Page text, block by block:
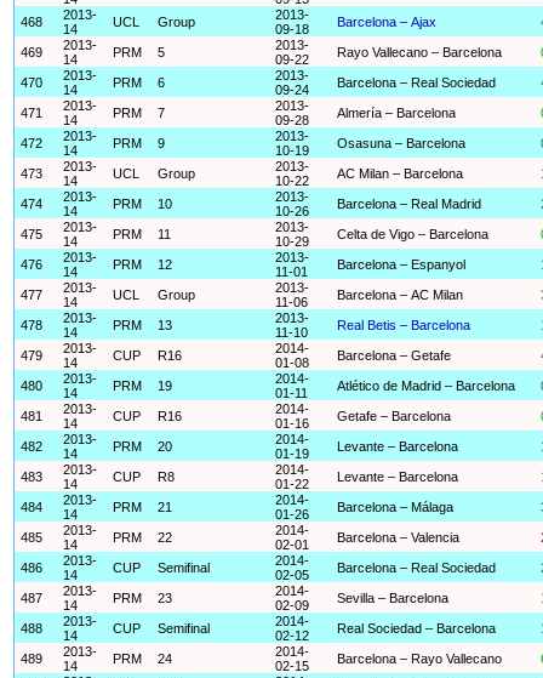
468
2013-
14
UCL Group
2013-
09-18
Barcelona – Ajax
469
2013-
14
PRM 5
2013-
09-22
Rayo Vallecano – Barcelona
470
2013-
14
PRM 6
2013-
09-24
Barcelona – Real Sociedad
471
2013-
14
PRM 7
2013-
09-28
Almería – Barcelona
472
2013-
14
PRM 9
2013-
10-19
Osasuna – Barcelona
473
2013-
14
UCL Group
2013-
10-22
AC Milan – Barcelona
474
2013-
14
PRM 10
2013-
10-26
Barcelona – Real Madrid
475
2013-
14
PRM 11
2013-
10-29
Celta de Vigo – Barcelona
476
2013-
14
PRM 12
2013-
11-01
Barcelona – Espanyol
477
2013-
14
UCL Group
2013-
11-06
Barcelona – AC Milan
478
2013-
14
PRM 13
2013-
11-10
Real Betis – Barcelona
479
2013-
14
CUP R16
2014-
01-08
Barcelona – Getafe
480
2013-
14
PRM 19
2014-
01-11
Atlético de Madrid – Barcelona
481
2013-
14
CUP R16
2014-
01-16
Getafe – Barcelona
482
2013-
14
PRM 20
2014-
01-19
Levante – Barcelona
483
2013-
14
CUP R8
2014-
01-22
Levante – Barcelona
484
2013-
14
PRM 21
2014-
01-26
Barcelona – Málaga
485
2013-
14
PRM 22
2014-
02-01
Barcelona – Valencia
486
2013-
14
CUP Semifinal
2014-
02-05
Barcelona – Real Sociedad
487
2013-
14
PRM 23
2014-
02-09
Sevilla – Barcelona
488
2013-
14
CUP Semifinal
2014-
02-12
Real Sociedad – Barcelona
489
2013-
14
PRM 24
2014-
02-15
Barcelona – Rayo Vallecano